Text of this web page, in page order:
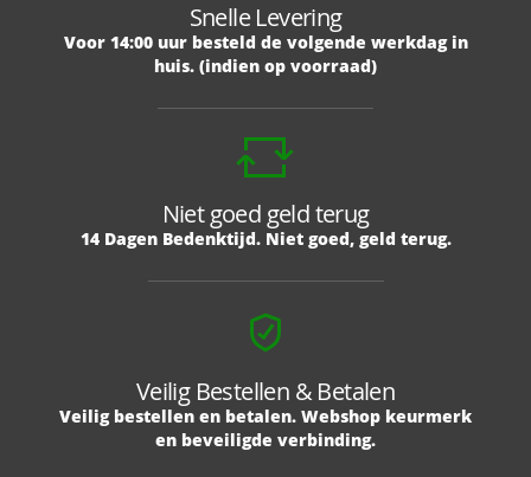
Snelle Levering
Voor 14:00 uur besteld de volgende werkdag in
huis. (indien op voorraad)
Niet goed geld terug
14 Dagen Bedenktijd. Niet goed, geld terug.
Veilig Bestellen & Betalen
Veilig bestellen en betalen. Webshop keurmerk
en beveiligde verbinding.